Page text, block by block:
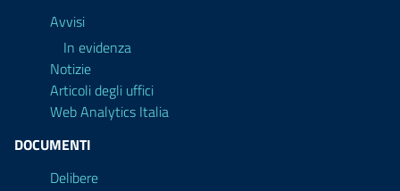
Avvisi
In evidenza
Notizie
Articoli degli uffici
Web Analytics Italia
DOCUMENTI
Delibere